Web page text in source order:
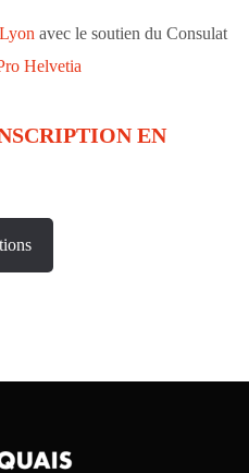
avec le soutien du Consulat
Helvetia
EN